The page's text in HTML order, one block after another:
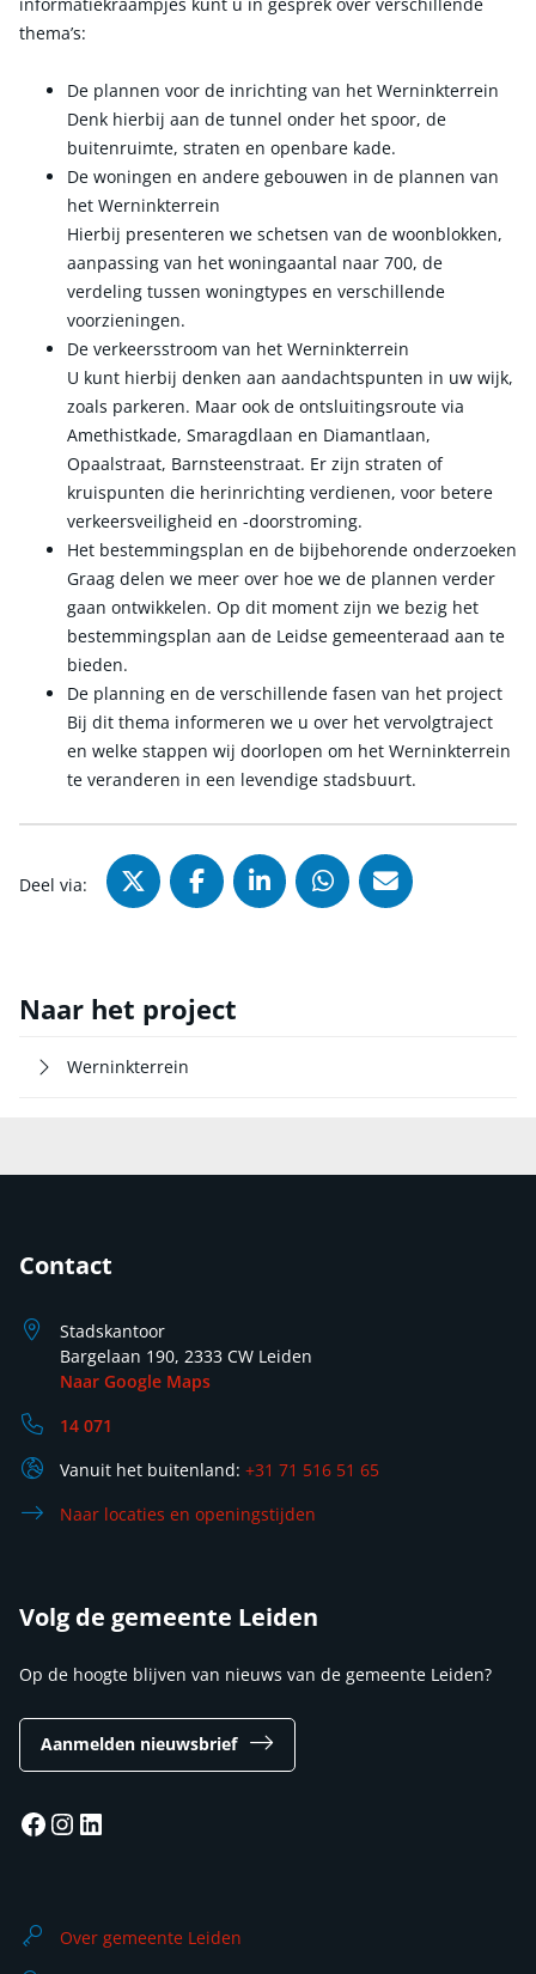
thema’s:
De plannen voor de inrichting van het Werninkterrein
Denk hierbij aan de tunnel onder het spoor, de
buitenruimte, straten en openbare kade.
De woningen en andere gebouwen in de plannen van
het Werninkterrein
Hierbij presenteren we schetsen van de woonblokken,
aanpassing van het woningaantal naar 700, de
verdeling tussen woningtypes en verschillende
voorzieningen.
De verkeersstroom van het Werninkterrein
U kunt hierbij denken aan aandachtspunten in uw wijk,
zoals parkeren. Maar ook de ontsluitingsroute via
Amethistkade, Smaragdlaan en Diamantlaan,
Opaalstraat, Barnsteenstraat. Er zijn straten of
kruispunten die herinrichting verdienen, voor betere
verkeersveiligheid en -doorstroming.
Het bestemmingsplan en de bijbehorende onderzoeken
Graag delen we meer over hoe we de plannen verder
gaan ontwikkelen. Op dit moment zijn we bezig het
bestemmingsplan aan de Leidse gemeenteraad aan te
bieden.
De planning en de verschillende fasen van het project
Bij dit thema informeren we u over het vervolgtraject
en welke stappen wij doorlopen om het Werninkterrein
te veranderen in een levendige stadsbuurt.
Deel via: Deel via X (Twitter), opent in
Deel via Facebook, opent
Deel via LinkedIn,
Deel viaDeel via
Naar het project
Werninkterrein
Contact
Stadskantoor
Bargelaan 190, 2333 CW Leiden
Naar Google Maps
14 071
Vanuit het buitenland: +31 71 516 51 65
Naar locaties en openingstijden
Volg de gemeente Leiden
Op de hoogte blijven van nieuws van de gemeente Leiden?
Aanmelden nieuwsbrief
Facebook
Instagram
LinkedIn
Over gemeente Leiden